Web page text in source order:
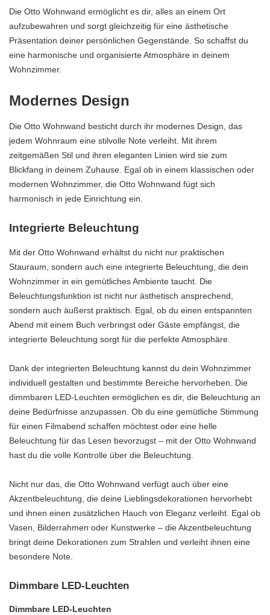
Die Otto Wohnwand ermöglicht es dir, alles an einem Ort
aufzubewahren und sorgt gleichzeitig für eine ästhetische
Präsentation deiner persönlichen Gegenstände. So schaffst du
eine harmonische und organisierte Atmosphäre in deinem
Wohnzimmer.
Modernes Design
Die Otto Wohnwand besticht durch ihr modernes Design, das
jedem Wohnraum eine stilvolle Note verleiht. Mit ihrem
zeitgemäßen Stil und ihren eleganten Linien wird sie zum
Blickfang in deinem Zuhause. Egal ob in einem klassischen oder
modernen Wohnzimmer, die Otto Wohnwand fügt sich
harmonisch in jede Einrichtung ein.
Integrierte Beleuchtung
Mit der Otto Wohnwand erhältst du nicht nur praktischen
Stauraum, sondern auch eine integrierte Beleuchtung, die dein
Wohnzimmer in ein gemütliches Ambiente taucht. Die
Beleuchtungsfunktion ist nicht nur ästhetisch ansprechend,
sondern auch äußerst praktisch. Egal, ob du einen entspannten
Abend mit einem Buch verbringst oder Gäste empfängst, die
integrierte Beleuchtung sorgt für die perfekte Atmosphäre.
Dank der integrierten Beleuchtung kannst du dein Wohnzimmer
individuell gestalten und bestimmte Bereiche hervorheben. Die
dimmbaren LED-Leuchten ermöglichen es dir, die Beleuchtung an
deine Bedürfnisse anzupassen. Ob du eine gemütliche Stimmung
für einen Filmabend schaffen möchtest oder eine helle
Beleuchtung für das Lesen bevorzugst – mit der Otto Wohnwand
hast du die volle Kontrolle über die Beleuchtung.
Nicht nur das, die Otto Wohnwand verfügt auch über eine
Akzentbeleuchtung, die deine Lieblingsdekorationen hervorhebt
und ihnen einen zusätzlichen Hauch von Eleganz verleiht. Egal ob
Vasen, Bilderrahmen oder Kunstwerke – die Akzentbeleuchtung
bringt deine Dekorationen zum Strahlen und verleiht ihnen eine
besondere Note.
Dimmbare LED-Leuchten
Dimmbare LED-Leuchten